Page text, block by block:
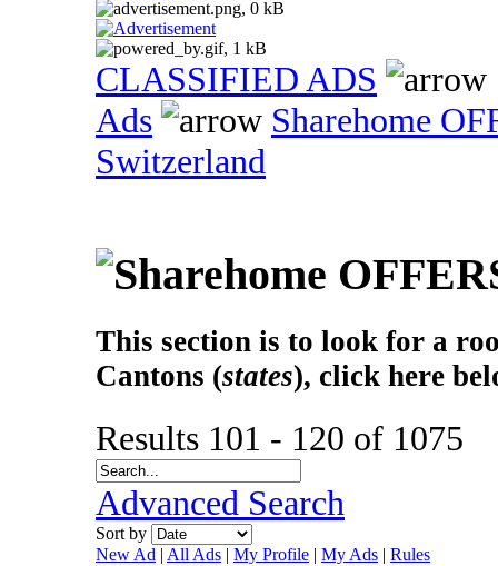
CLASSIFIED ADS
Ads
Sharehome
Switzerland
This section is to look for a
Cantons (states), click here
Results 101 - 120 of 1075
Advanced Search
Sort by
New Ad | All Ads | My Profile | My Ads | Rules